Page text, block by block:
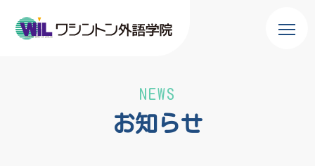
お知らせ
NEWS